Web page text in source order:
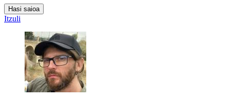
Hasi saioa
Itzuli